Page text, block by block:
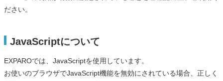
ださい。
JavaScriptについて
EXPAROでは、JavaScriptを使用しています。
お使いのブラウザでJavaScript機能を無効にされている場合、正しく